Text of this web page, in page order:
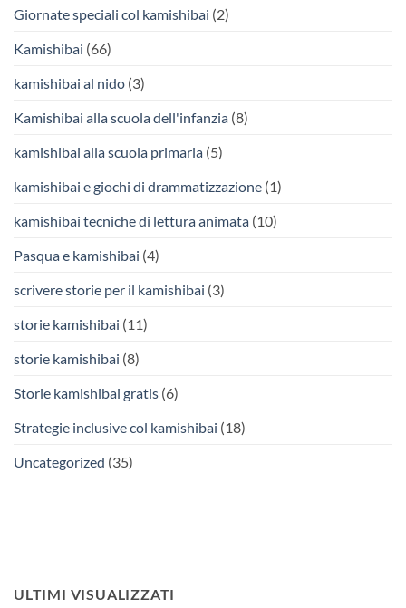
Giornate speciali col kamishibai (2)
Kamishibai (66)
kamishibai al nido (3)
Kamishibai alla scuola dell'infanzia (8)
kamishibai alla scuola primaria (5)
kamishibai e giochi di drammatizzazione (1)
kamishibai tecniche di lettura animata (10)
Pasqua e kamishibai (4)
scrivere storie per il kamishibai (3)
storie kamishibai (11)
storie kamishibai (8)
Storie kamishibai gratis (6)
Strategie inclusive col kamishibai (18)
Uncategorized (35)
ULTIMI VISUALIZZATI